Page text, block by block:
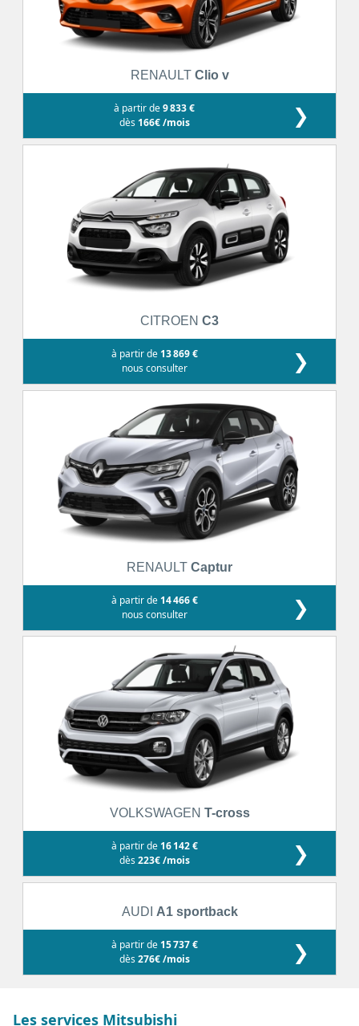
RENAULT Clio v
à partir de9 833 €
dès 166€ /mois ❯
CITROEN C3
à partir de 13 869 €
nous consulter
❯
RENAULT Captur
à partir de 14 466 €
nous consulter
❯
VOLKSWAGEN T-cross
à partir de 16 142 €
dès223€ /mois ❯
AUDI A1 sportback
à partir de 15 737 €
dès276€ /mois ❯
Les services Mitsubishi